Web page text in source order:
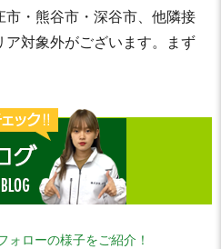
・熊谷市・深谷市、他隣接
対象外がございます。まず
ォローの様子をご紹介！